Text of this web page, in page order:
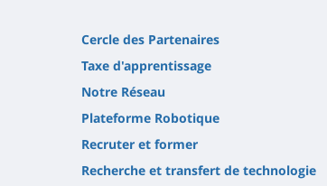
Cercle des Partenaires
Taxe d'apprentissage
Notre Réseau
Plateforme Robotique
Recruter et former
Recherche et transfert de technologie